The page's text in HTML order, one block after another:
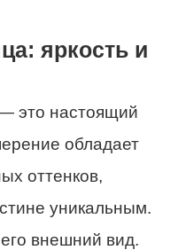
яркость и
это настоящий
обладает
оттенков,
уникальным.
внешний вид.